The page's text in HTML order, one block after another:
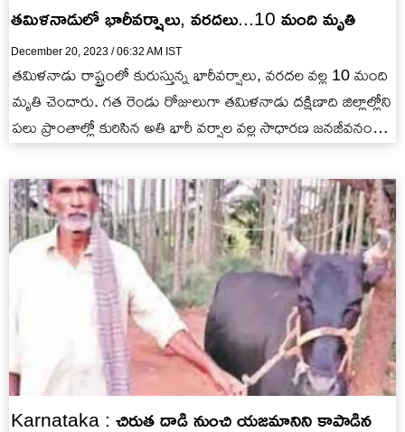
తమిళనాడులో భారీవర్షాలు, వరదలు...10 మంది మృతి
December 20, 2023 / 06:32 AM IST
తమిళనాడు రాష్ట్రంలో కురుస్తున్న భారీవర్షాలు, వరదల వల్ల 10 మంది
మృతి చెందారు. గత రెండు రోజులుగా తమిళనాడు దక్షిణాది జిల్లాల్లోని
పలు ప్రాంతాల్లో కురిసిన అతి భారీ వర్షాల వల్ల సాధారణ జనజీవనం…
Karnataka : చిరుత దాడి నుంచి యజమానిని కాపాడిన